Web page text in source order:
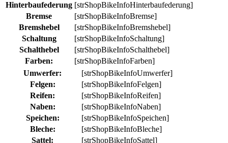
Hinterbaufederung [strShopBikeInfoHinterbaufederung]
Bremse
[strShopBikeInfoBremse]
Bremshebel
[strShopBikeInfoBremshebel]
Schaltung
[strShopBikeInfoSchaltung]
Schalthebel
[strShopBikeInfoSchalthebel]
Farben:
[strShopBikeInfoFarben]
Umwerfer:
[strShopBikeInfoUmwerfer]
Felgen:
[strShopBikeInfoFelgen]
Reifen:
[strShopBikeInfoReifen]
Naben:
[strShopBikeInfoNaben]
Speichen:
[strShopBikeInfoSpeichen]
Bleche:
[strShopBikeInfoBleche]
Sattel:
[strShopBikeInfoSattel]